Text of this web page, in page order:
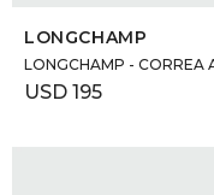
LONGCHAMP
LONGCHAMP - CORREA
USD 195